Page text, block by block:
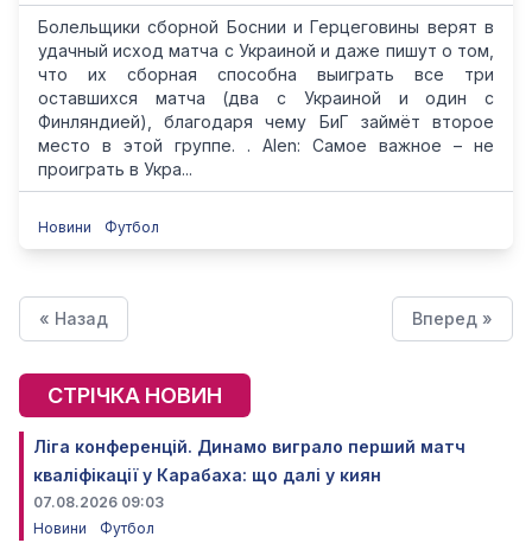
Болельщики сборной Боснии и Герцеговины верят в
удачный исход матча с Украиной и даже пишут о том,
что их сборная способна выиграть все три
оставшихся матча (два с Украиной и один с
Финляндией), благодаря чему БиГ займёт второе
место в этой группе. . Alen: Самое важное – не
проиграть в Укра...
Новини Футбол
« Назад Вперед »
СТРІЧКА НОВИН
Ліга конференцій. Динамо виграло перший матч
кваліфікації у Карабаха: що далі у киян
07.08.2026 09:03
Новини
Футбол